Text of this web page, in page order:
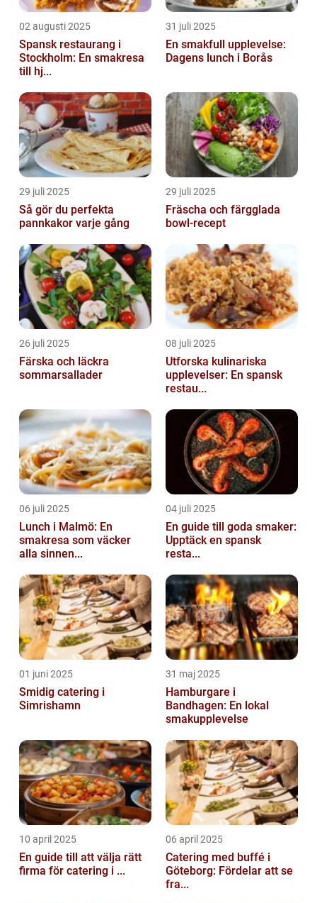
02 augusti 2025
Spansk restaurang i
Stockholm: En smakresa
till hj...
31 juli 2025
En smakfull upplevelse:
Dagens lunch i Borås
29 juli 2025
Så gör du perfekta
pannkakor varje gång
29 juli 2025
Fräscha och färgglada
bowl-recept
26 juli 2025
Färska och läckra
sommarsallader
08 juli 2025
Utforska kulinariska
upplevelser: En spansk
restau...
06 juli 2025
Lunch i Malmö: En
smakresa som väcker
alla sinnen...
04 juli 2025
En guide till goda smaker:
Upptäck en spansk
resta...
01 juni 2025
Smidig catering i
Simrishamn
31 maj 2025
Hamburgare i
Bandhagen: En lokal
smakupplevelse
10 april 2025
En guide till att välja rätt
firma för catering i ...
06 april 2025
Catering med buffé i
Göteborg: Fördelar att se
fra...